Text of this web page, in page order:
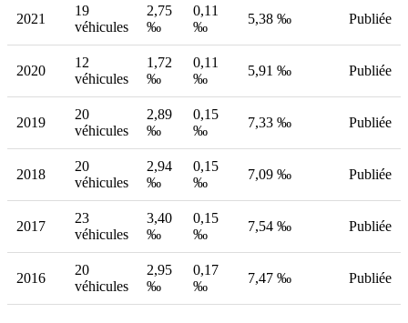
2021
19
véhicules
2,75
‰
0,11
‰
5,38 ‰ Publiée
2020
12
véhicules
1,72
‰
0,11
‰
5,91 ‰ Publiée
2019
20
véhicules
2,89
‰
0,15
‰
7,33 ‰ Publiée
2018
20
véhicules
2,94
‰
0,15
‰
7,09 ‰ Publiée
2017
23
véhicules
3,40
‰
0,15
‰
7,54 ‰ Publiée
2016
20
véhicules
2,95
‰
0,17
‰
7,47 ‰ Publiée